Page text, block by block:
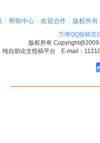
| 帮助中心 | 欢迎合作 | 版权所有
万维QQ投稿交
版权所有
纯自助论文投稿平台 E-mail：